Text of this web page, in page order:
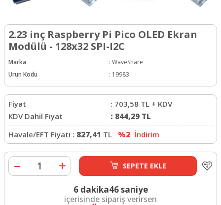
2.23 inç Raspberry Pi Pico OLED Ekran
Modülü - 128x32 SPI-I2C
Marka : WaveShare
Ürün Kodu
: 19983
Fiyat : 703,58 TL + KDV
KDV Dahil Fiyat
: 844,29 TL
Havale/EFT Fiyatı : 827,41 TL %2 İndirim
SEPETE EKLE
6 dakika46 saniye
içerisinde sipariş verirsen